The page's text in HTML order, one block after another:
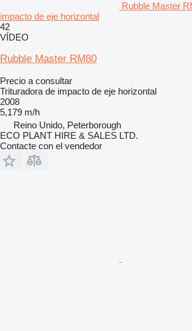
Rubble Master
impacto de eje horizontal
42
VÍDEO
Rubble Master RM80
Precio a consultar
Trituradora de impacto de eje horizontal
2008
5,179 m/h
Reino Unido, Peterborough
ECO PLANT HIRE & SALES LTD.
Contacte con el vendedor